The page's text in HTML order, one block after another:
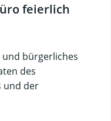
feierlich
bürgerliches
des
und der